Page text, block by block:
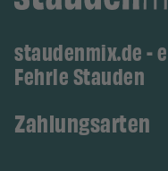
staudenmix.de -
Fehrle Stauden
Zahlungsarten